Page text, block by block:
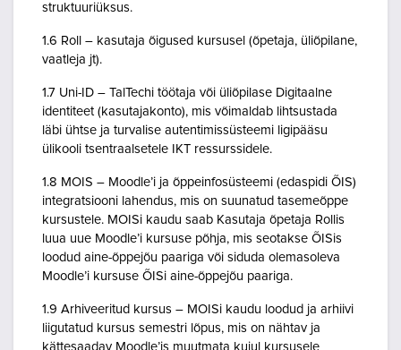
struktuuriüksus.
1.6 Roll – kasutaja õigused kursusel (õpetaja, üliõpilane,
vaatleja jt).
1.7 Uni-ID – TalTechi töötaja või üliõpilase Digitaalne
identiteet (kasutajakonto), mis võimaldab lihtsustada
läbi ühtse ja turvalise autentimissüsteemi ligipääsu
ülikooli tsentraalsetele IKT ressurssidele.
1.8 MOIS – Moodle’i ja õppeinfosüsteemi (edaspidi ÕIS)
integratsiooni lahendus, mis on suunatud tasemeõppe
kursustele. MOISi kaudu saab Kasutaja õpetaja Rollis
luua uue Moodle’i kursuse põhja, mis seotakse ÕISis
loodud aine-õppejõu paariga või siduda olemasoleva
Moodle’i kursuse ÕISi aine-õppejõu paariga.
1.9 Arhiveeritud kursus – MOISi kaudu loodud ja arhiivi
liigutatud kursus semestri lõpus, mis on nähtav ja
kättesaadav Moodle’is muutmata kujul kursusele